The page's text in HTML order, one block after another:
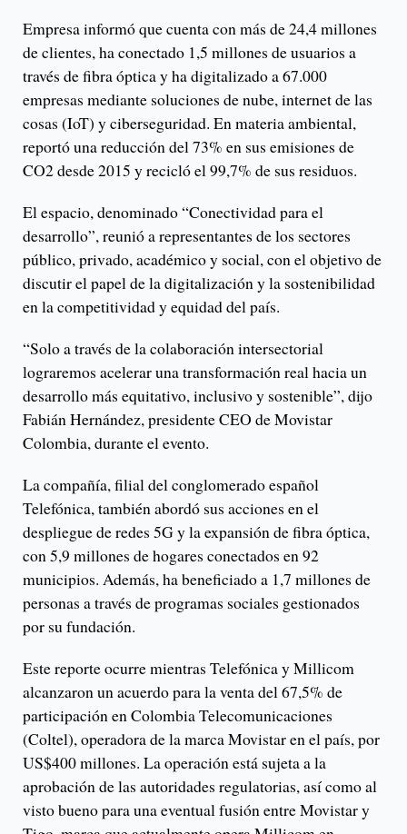
Empresa informó que cuenta con más de 24,4 millones
de clientes, ha conectado 1,5 millones de usuarios a
través de fibra óptica y ha digitalizado a 67.000
empresas mediante soluciones de nube, internet de las
cosas (IoT) y ciberseguridad. En materia ambiental,
reportó una reducción del 73% en sus emisiones de
CO2 desde 2015 y recicló el 99,7% de sus residuos.
El espacio, denominado “Conectividad para el
desarrollo”, reunió a representantes de los sectores
público, privado, académico y social, con el objetivo de
discutir el papel de la digitalización y la sostenibilidad
en la competitividad y equidad del país.
“Solo a través de la colaboración intersectorial
lograremos acelerar una transformación real hacia un
desarrollo más equitativo, inclusivo y sostenible”, dijo
Fabián Hernández, presidente CEO de Movistar
Colombia, durante el evento.
La compañía, filial del conglomerado español
Telefónica, también abordó sus acciones en el
despliegue de redes 5G y la expansión de fibra óptica,
con 5,9 millones de hogares conectados en 92
municipios. Además, ha beneficiado a 1,7 millones de
personas a través de programas sociales gestionados
por su fundación.
Este reporte ocurre mientras Telefónica y Millicom
alcanzaron un acuerdo para la venta del 67,5% de
participación en Colombia Telecomunicaciones
(Coltel), operadora de la marca Movistar en el país, por
US$400 millones. La operación está sujeta a la
aprobación de las autoridades regulatorias, así como al
visto bueno para una eventual fusión entre Movistar y